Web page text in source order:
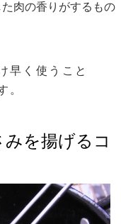
肉の香りがするもの
早く使うこと
。
を揚げるコ